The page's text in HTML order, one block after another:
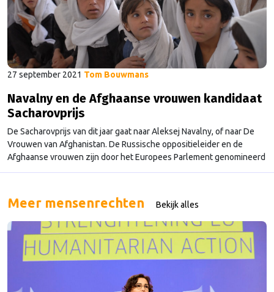
27 september 2021 Tom Bouwmans
Navalny en de Afghaanse vrouwen kandidaat
Sacharovprijs
De Sacharovprijs van dit jaar gaat naar Aleksej Navalny, of naar De
Vrouwen van Afghanistan. De Russische oppositieleider en de
Afghaanse vrouwen zijn door het Europees Parlement genomineerd
in de aanloop naar de uiteindelijke keuze op 14 oktober. Met de
persoon, groep of collectief heeft ondernomen voor …
Meer mensenrechten Bekijk alles